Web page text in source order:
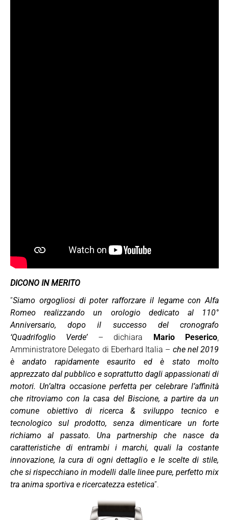
DICONO IN MERITO
“Siamo orgogliosi di poter rafforzare il legame con Alfa
Romeo realizzando un orologio dedicato al 110°
Anniversario, dopo il successo del cronografo
‘Quadrifoglio Verde’– dichiara Mario Peserico
Amministratore Delegato di Eberhard Italia – che nel 2019
è andato rapidamente esaurito ed è stato molto
apprezzato dal pubblico e soprattutto dagli appassionati di
motori. Un’altra occasione perfetta per celebrare l’affinità
che ritroviamo con la casa del Biscione, a partire da un
comune obiettivo di ricerca & sviluppo tecnico e
tecnologico sul prodotto, senza dimenticare un forte
richiamo al passato. Una partnership che nasce da
caratteristiche di entrambi i marchi, quali la costante
innovazione, la cura di ogni dettaglio e le scelte di stile,
che si rispecchiano in modelli dalle linee pure, perfetto mix
tra anima sportiva e ricercatezza estetica”.